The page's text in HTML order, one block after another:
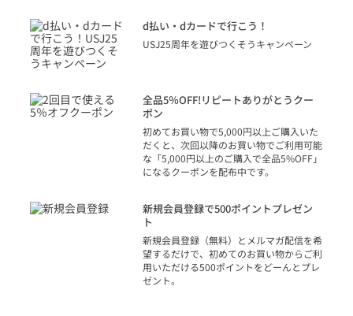
d払い・dカードで行こう！
USJ25周年を遊びつくそうキャンペーン
全品5％OFF!リピートありがとうクー
ポン
初めてお買い物で5,000円以上ご購入いた
だくと、次回以降のお買い物でご利用可能
な「5,000円以上のご購入で全品5%OFF」
になるクーポンを配布中です。
新規会員登録で500ポイントプレゼン
ト
新規会員登録（無料）とメルマガ配信を希
望するだけで、初めてのお買い物からご利
用いただける500ポイントをどーんとプレ
ゼント。